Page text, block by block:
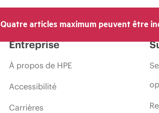
Quatre articles maximum peuvent être
Entreprise
À propos de HPE
Accessibilité
Carrières